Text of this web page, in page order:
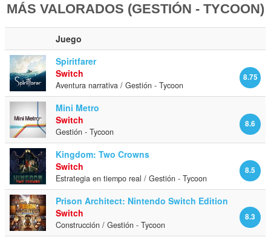
MÁS VALORADOS (GESTIÓN - TYCOON)
Juego
Spiritfarer
8.75
Switch
Aventura narrativa / Gestión - Tycoon
Mini Metro
8.6
Switch
Gestión - Tycoon
Kingdom: Two Crowns
8.5
Switch
Estrategia en tiempo real / Gestión - Tycoon
Prison Architect: Nintendo Switch Edition
8.3
Switch
Construcción / Gestión - Tycoon